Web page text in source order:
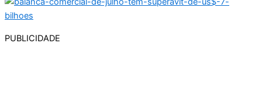
PUBLICIDADE